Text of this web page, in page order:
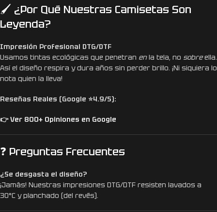
🖌️ ¿Por Qué Nuestras Camisetas Son
Leyenda?
Impresión Profesional DTG/DTF
Usamos tintas ecológicas que penetran enla tela, no sobreella.
Así el diseño respira y dura años sin perder brillo. ¡Ni siquiera lo
nota quien la lleva!
Reseñas Reales (Google ⭐4.9/5):
👉 Ver 800+ Opiniones en Google
❓ Preguntas Frecuentes
¿Se desgasta el diseño?
¡Jamás! Nuestras impresiones DTG/DTF resisten lavados a
30°C y planchado (del revés).